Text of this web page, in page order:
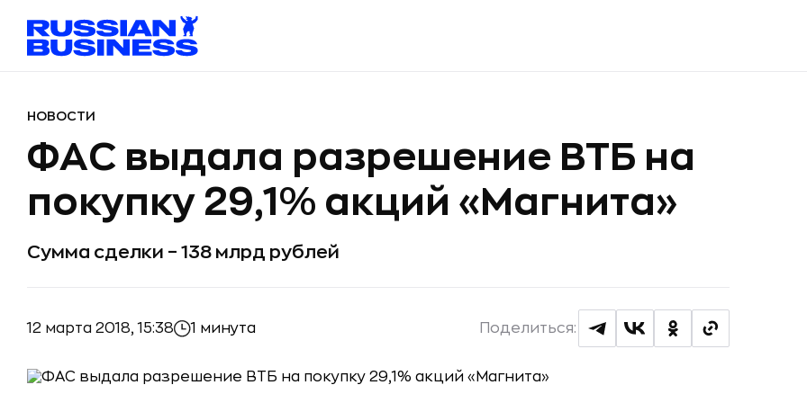
НОВОСТИ
ФАС выдала разрешение ВТБ на
покупку 29,1% акций «Магнита»
Сумма сделки – 138 млрд рублей
12 марта 2018, 15:38 1 минута Поделиться: